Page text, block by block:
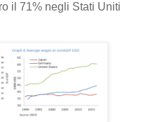
il 71% negli Stati Uniti